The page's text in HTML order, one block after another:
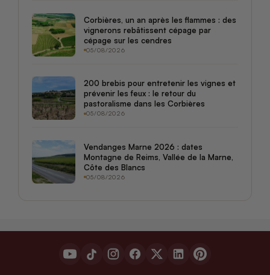
Corbières, un an après les flammes : des
vignerons rebâtissent cépage par
cépage sur les cendres
05/08/2026
200 brebis pour entretenir les vignes et
prévenir les feux : le retour du
pastoralisme dans les Corbières
05/08/2026
Vendanges Marne 2026 : dates
Montagne de Reims, Vallée de la Marne,
Côte des Blancs
05/08/2026